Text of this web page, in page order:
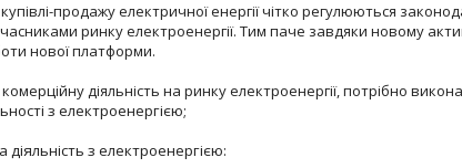
продажу електричної енергії чітко регулюються
ринку електроенергії. Тим паче завдяки новому
нової платформи.
діяльність на ринку електроенергії, потрібно
з електроенергією;
діяльність з електроенергією: